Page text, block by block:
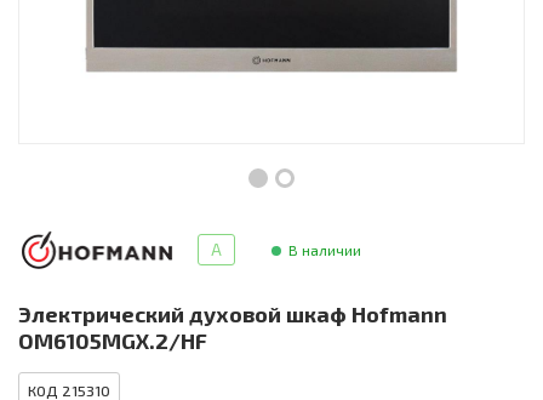
Товары для дома
Сантехника A В наличии
Электрический духовой шкаф Hofmann
OM6105MGX.2/HF
КОД 215310